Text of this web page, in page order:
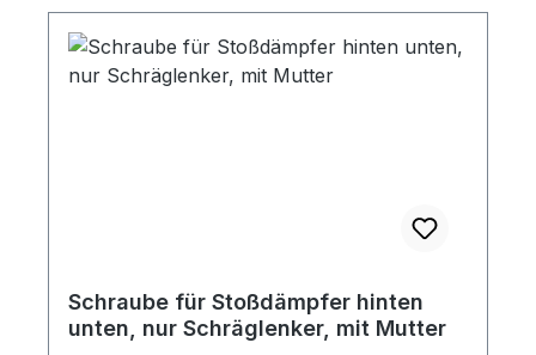
Schraube für Stoßdämpfer hinten
unten, nur Schräglenker, mit Mutter